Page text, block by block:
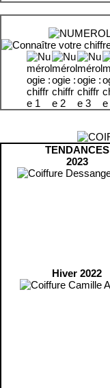
TENDANCES
2023
Hiver 2022